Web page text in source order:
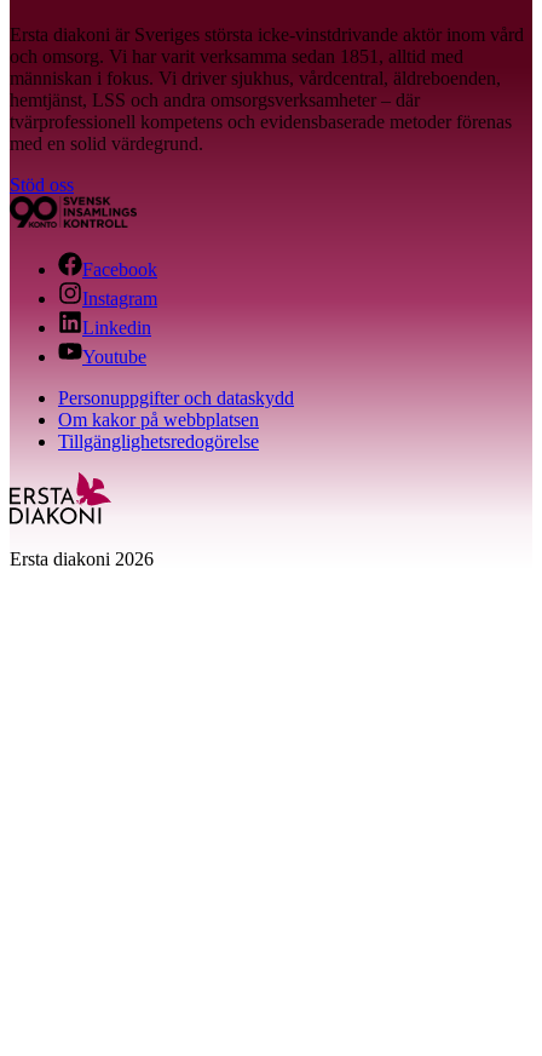
Ersta diakoni är Sveriges största icke-vinstdrivande aktör inom vård
och omsorg. Vi har varit verksamma sedan 1851, alltid med
människan i fokus. Vi driver sjukhus, vårdcentral, äldreboenden,
hemtjänst, LSS och andra omsorgsverksamheter – där
tvärprofessionell kompetens och evidensbaserade metoder förenas
med en solid värdegrund.
Stöd oss
Facebook
Instagram
Linkedin
Youtube
Personuppgifter och dataskydd
Om kakor på webbplatsen
Tillgänglighetsredogörelse
Ersta diakoni 2026